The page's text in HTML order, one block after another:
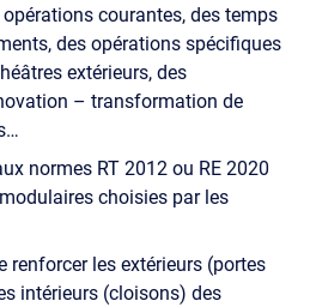
courantes, des temps
des opérations spécifiques
extérieurs, des
– transformation de
normes RT 2012 ou RE 2020
choisies par les
renforcer les extérieurs (portes
intérieurs (cloisons) des